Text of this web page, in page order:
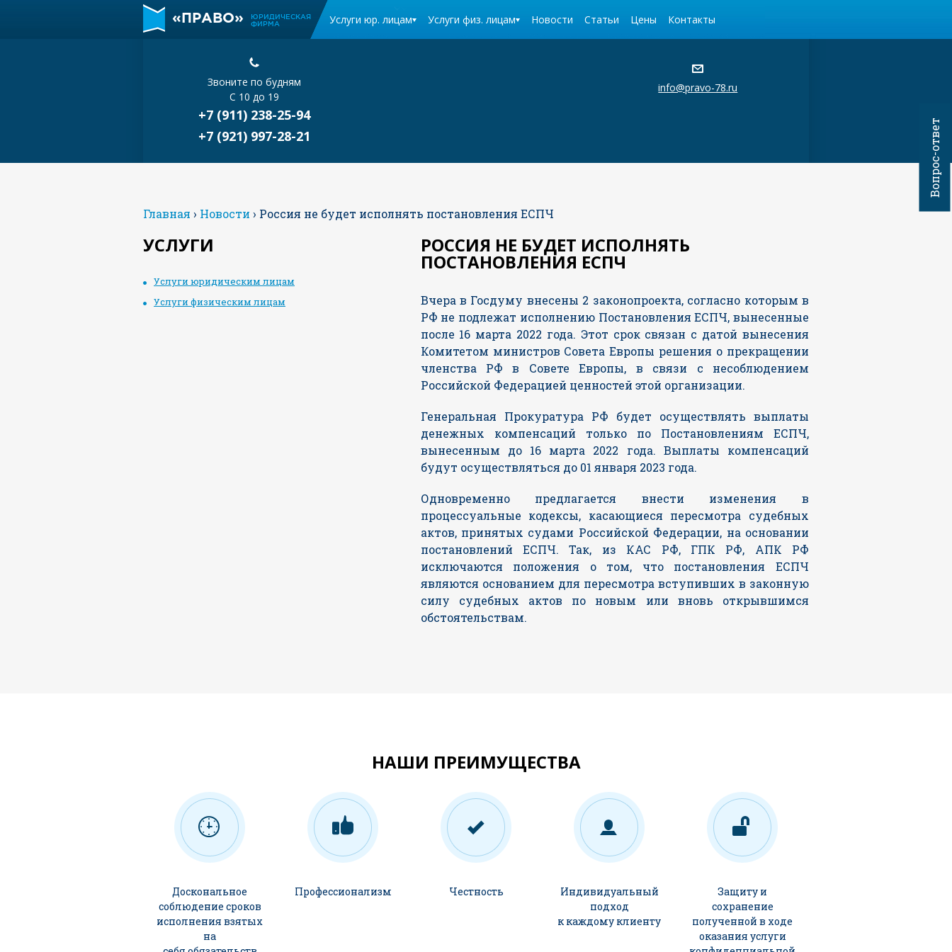
«ПРАВО»
ЮРИДИЧЕСКАЯ
ФИРМА
Услуги юр. лицам Услуги физ. лицам Новости Статьи Цены Контакты
Звоните по будням
С 10 до 19
+7 (911) 238-25-94
+7 (921) 997-28-21
info@pravo-78.ru
Главная › Новости › Россия не будет исполнять постановления ЕСПЧ
УСЛУГИ
Услуги юридическим лицам
Услуги физическим лицам
РОССИЯ НЕ БУДЕТ ИСПОЛНЯТЬ
ПОСТАНОВЛЕНИЯ ЕСПЧ
Вчера в Госдуму внесены 2 законопроекта, согласно которым в
РФ не подлежат исполнению Постановления ЕСПЧ, вынесенные
после 16 марта 2022 года. Этот срок связан с датой вынесения
Комитетом министров Совета Европы решения о прекращении
членства РФ в Совете Европы, в связи с несоблюдением
Российской Федерацией ценностей этой организации.
Генеральная Прокуратура РФ будет осуществлять выплаты
денежных компенсаций только по Постановлениям ЕСПЧ,
вынесенным до 16 марта 2022 года. Выплаты компенсаций
будут осуществляться до 01 января 2023 года.
Одновременно предлагается внести изменения в
процессуальные кодексы, касающиеся пересмотра судебных
актов, принятых судами Российской Федерации, на основании
постановлений ЕСПЧ. Так, из КАС РФ, ГПК РФ, АПК РФ
исключаются положения о том, что постановления ЕСПЧ
являются основанием для пересмотра вступивших в законную
силу судебных актов по новым или вновь открывшимся
обстоятельствам.
НАШИ ПРЕИМУЩЕСТВА
Доскональное
соблюдение сроков
исполнения взятых
на
Профессионализм Честность
Индивидуальный
подход
к каждому клиенту
Защиту и
сохранение
полученной в ходе
оказания услуги
Вопрос-ответ